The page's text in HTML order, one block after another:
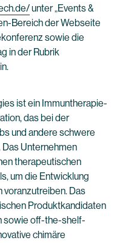
unter „Events &
Bereich der Webseite
sowie die
in der Rubrik
ist ein Immuntherapie-
das bei der
und andere schwere
Unternehmen
therapeutischen
um die Entwicklung
voranzutreiben. Das
Produktkandidaten
sowie off-the-shelf-
chimäre